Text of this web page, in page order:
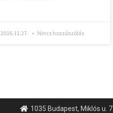
2016.11.27. Nincs hozzászólás
1035 Budapest, Miklós u. 7.